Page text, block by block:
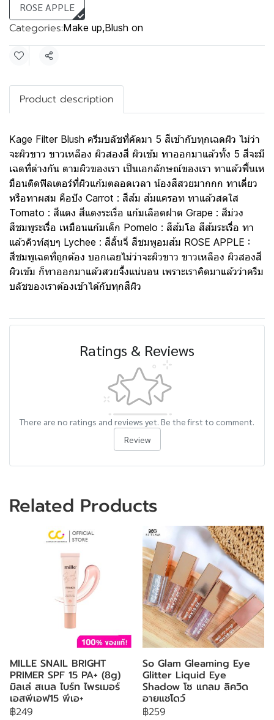
ROSE APPLE
Categories:Make up,Blush on
Share
Product description
Kage Filter Blush ครีมบลัชที่คัดมา 5 สีเข้ากับทุกเฉดผิว ไม่ว่า
จะผิวขาว ขาวเหลือง ผิวสองสี ผิวเข้ม ทาออกมาแล้วทั้ง 5 สีจะมี
เฉดที่ต่างกัน ตามผิวของเรา เป็นเอกลักษณ์ของเรา ทาแล้วฟื้นเห
มือนติดฟิลเตอร์ที่ผิวแก้มตลอดเวลา น้องสีสวยมากกก ทาเดี่ยว
หรือทาผสม คือปัง Carrot : สีส้ม ส้มแครอท ทาแล้วสดใส
Tomato : สีแดง สีแดงระเรื่อ แก้มเลือดฝาด Grape : สีม่วง
สีชมพูระเรื่อ เหมือนแก้มเด็ก Pomelo : สีส้มโอ สีส้มระเรื่อ ทา
แล้วคิวท์สุบๆ Lychee : สีลิ้นจี่ สีชมพูอมส้ม ROSE APPLE :
สีชมพูเฉดที่ถูกต้อง บอกเลยไม่ว่าจะผิวขาว ขาวเหลือง ผิวสองสี
ผิวเข้ม ก็ทาออกมาแล้วสวยจึ้งแน่นอน เพราะเราคิดมาแล้วว่าครีม
บลัชของเราต้องเข้าได้กับทุกสีผิว
Ratings & Reviews
There are no ratings and reviews yet. Be the first to comment.
Review
Related Products
MILLE SNAIL BRIGHT
PRIMER SPF 15 PA+ (8g)
มิลเล่ สเนล ไบร์ท ไพรเมอร์
เอสพีเอฟ15 พีเอ+
฿249
So Glam Gleaming Eye
Glitter Liquid Eye
Shadow โซ แกลม ลิควิด
อายแชโดว์
฿259